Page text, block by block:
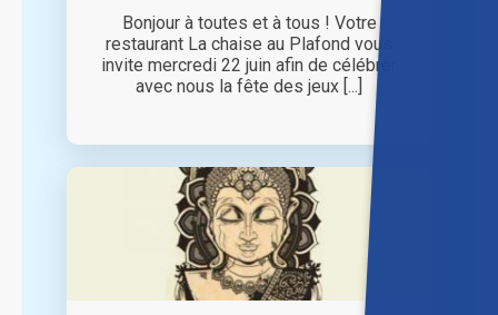
Bonjour à toutes et à tous ! Votre
restaurant La chaise au Plafond vous
invite mercredi 22 juin afin de célébrer
avec nous la fête des jeux [...]